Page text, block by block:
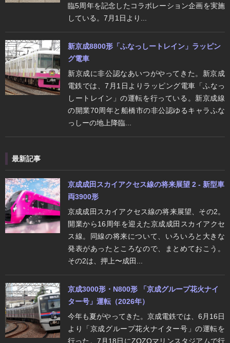
臨5周年を記念したコラボレーション企画を実施
している。7月1日より...
新京成8800形「ふなっしートレイン」ラッピン
グ電車
新京成に非公認なあいつがやってきた。新京成
電鉄では、7月1日よりラッピング電車「ふなっ
しートレイン」の運転を行っている。新京成線
の開業70周年と船橋市の非公認ゆるキャラふな
っしーの地上降臨...
最新記事
京成成田スカイアクセス線の将来展望 2 - 新型車
両3900形
京成成田スカイアクセス線の将来展望、その2。
開業から16周年を迎えた京成成田スカイアクセ
ス線。同線の将来について、いろいろと大きな
発表があったところなので、まとめておこう。
その2は、押上〜成田...
京成3000形・N800形 「京成グループ花火ナイ
ター号」運転（2026年）
今年も夏がやってきた。京成電鉄では、6月16日
より「京成グループ花火ナイター号」の運転を
行った。7月18日にZOZOマリンスタジアムで行